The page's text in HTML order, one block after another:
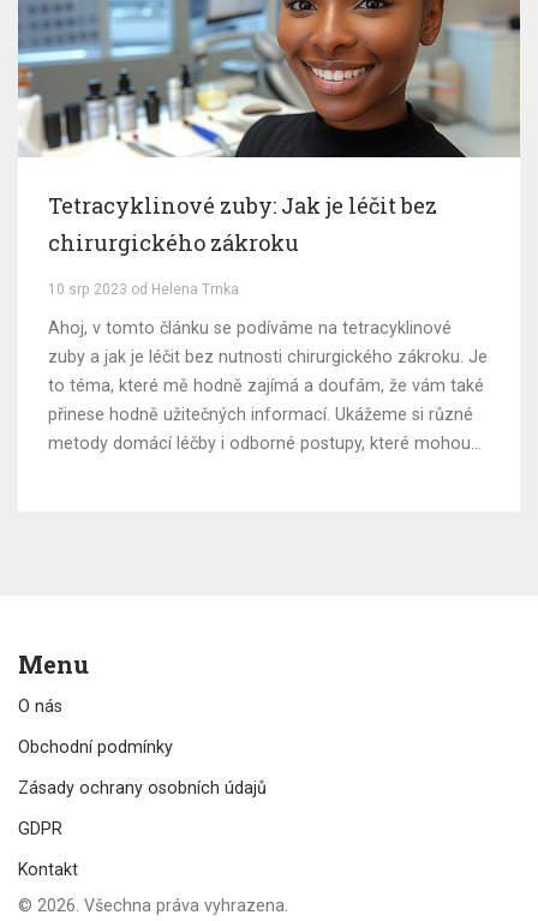
Tetracyklinové zuby: Jak je léčit bez
chirurgického zákroku
10 srp 2023 od Helena Trnka
Ahoj, v tomto článku se podíváme na tetracyklinové
zuby a jak je léčit bez nutnosti chirurgického zákroku. Je
to téma, které mě hodně zajímá a doufám, že vám také
přinese hodně užitečných informací. Ukážeme si různé
metody domácí léčby i odborné postupy, které mohou
Menu
O nás
Obchodní podmínky
Zásady ochrany osobních údajů
GDPR
Kontakt
© 2026. Všechna práva vyhrazena.